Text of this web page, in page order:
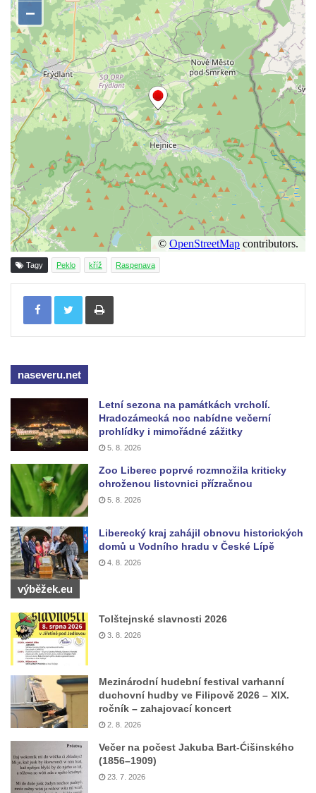
Kříž u domu čp. 1016 v Mikulášovicích
Herltův kříž u Mikova v Mikulášovicích
Kříž u Borských u domu čp. 859 v
Mikulášovicích
Kříž Ließnerových naproti Mikovu v
Mikulášovicích
Kříž u Mikulášovického potoka poblíž
Mikovu v Mikulášovicích
Lissnerův kříž u domu čp. 39 v
Mikulášovicích
Hampelův kříž u bývalých kasáren v
Mikulášovicích
Marchnerův (Zelený) kříž naproti domu čp.
35 v Mikulášovicích
Schneiderův kříž před domem čp. 55 v
Mikulášovicích
Kříž na Kostelní stezce v Mikulášovicích
Mikulášovicích
Boží muka na Kostelní stezce v
Mikulášovicích
Franzeho kříž u domu čp. 356 v
Hammerberský kříž na křižovatce mezi
domy čp. 739 a 758 v Mikulášovicích
Kříž Johannese Herlta poblíž domu čp. 428
v Mikulášovicích
Drascheho kříž na zahradě domu čp. 915 v
Mikulášovicích
Hillův kříž u domu čp. 436 v Mikulášovicích
Hampelův kříž západně od dolního nádraží
v Mikulášovicích
Kříž před kostelem svatých Petra a Pavla v
Růžové
Centrální kříž na starém hřbitově ve
Vilémově
Centrální kříž na novém hřbitově ve
Vilémově
Kříž u kostela Nanebevzetí Panny Marie na
Tagy Peklo kříž Raspenava
Tisknout
naseveru.net
Letní sezona na památkách vrcholí.
Hradozámecká noc nabídne večerní
prohlídky i mimořádné zážitky
5. 8. 2026
Zoo Liberec poprvé rozmnožila kriticky
ohroženou listovnici přízračnou
5. 8. 2026
Liberecký kraj zahájil obnovu historických
domů u Vodního hradu v České Lípě
4. 8. 2026
výběžek.eu
Tolštejnské slavnosti 2026
3. 8. 2026
Mezinárodní hudební festival varhanní
duchovní hudby ve Filipově 2026 – XIX.
ročník – zahajovací koncert
2. 8. 2026
Večer na počest Jakuba Bart-Ćišinského
(1856–1909)
23. 7. 2026